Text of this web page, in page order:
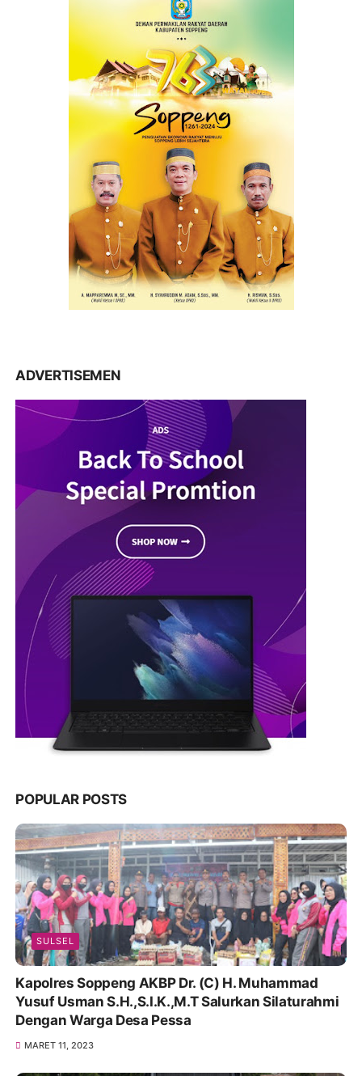
ADVERTISEMEN
POPULAR POSTS
SULSEL
Kapolres Soppeng AKBP Dr. (C) H. Muhammad
Yusuf Usman S.H.,S.I.K.,M.T Salurkan Silaturahmi
Dengan Warga Desa Pessa
MARET 11, 2023